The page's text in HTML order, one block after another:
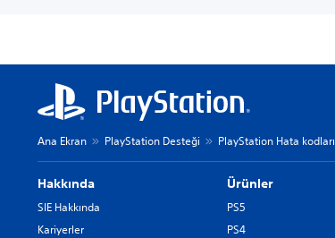
Ana Ekran PlayStation Desteği PlayStation Hata kodları
Hakkında
SIE Hakkında
Kariyerler
Ürünler
PS5
PS4